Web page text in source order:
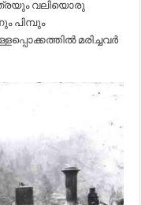
വലിയൊരു
പിമ്പും
മരിച്ചവർ